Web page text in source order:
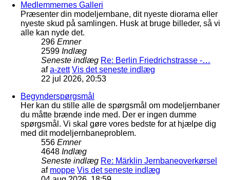
Medlemmernes Galleri
Præsenter din modeljernbane, dit nyeste diorama eller
nyeste skud på samlingen. Husk at bruge billeder, så vi
alle kan nyde det.
296 Emner
2599 Indlæg
Seneste indlæg Re: Berlin Friedrichstrasse -…
afa-zett Vis det seneste indlæg
22 jul 2026, 20:53
Begynderspørgsmål
Her kan du stille alle de spørgsmål om modeljernbaner
du måtte brænde inde med. Der er ingen dumme
spørgsmål. Vi skal gøre vores bedste for at hjælpe dig
med dit modeljernbaneproblem.
556 Emner
4648 Indlæg
Seneste indlæg Re: Märklin Jernbaneoverkørsel
af moppe Vis det seneste indlæg